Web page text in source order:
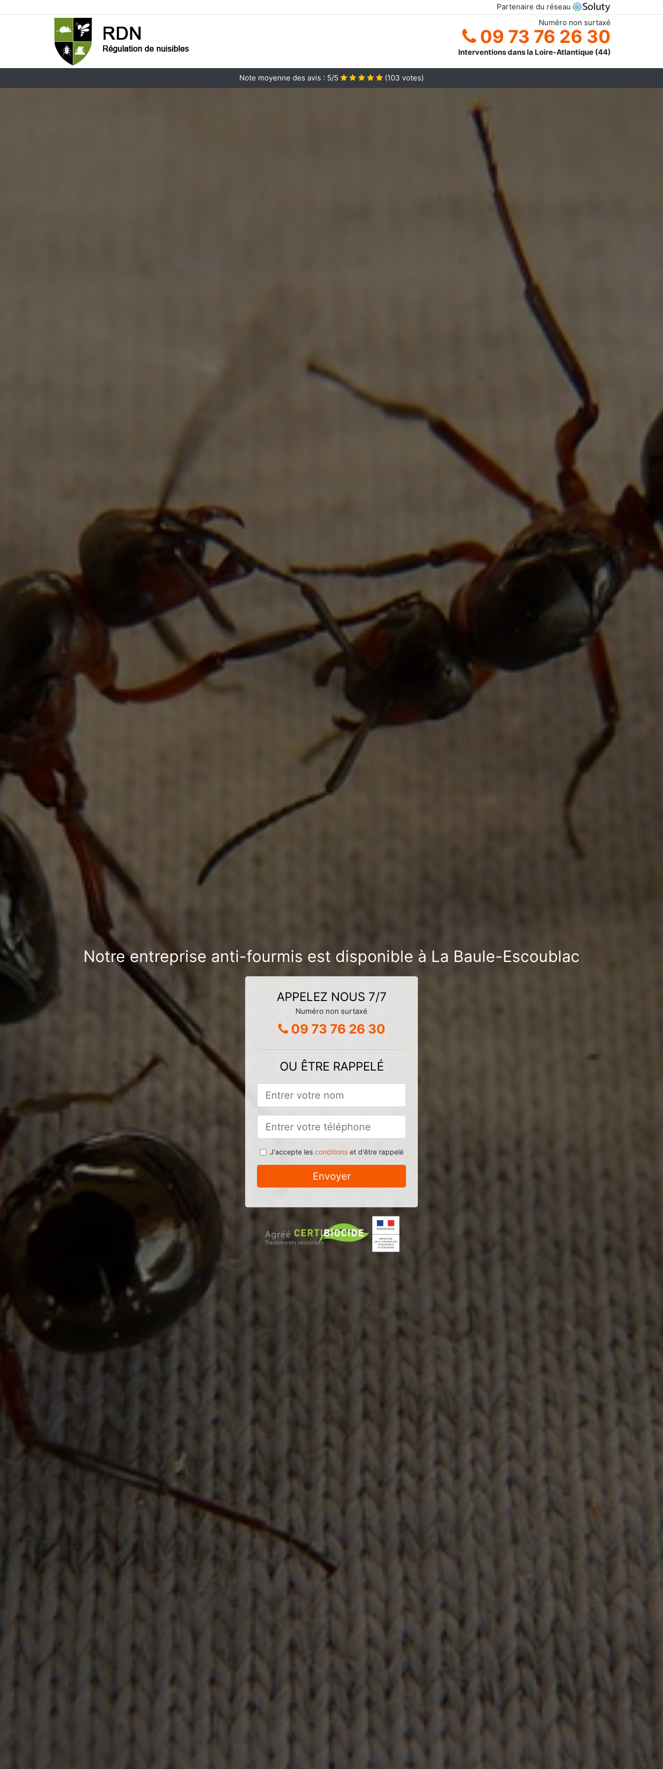
Partenaire du réseau
Numéro non surtaxé
09 73 76 26 30
Interventions dans la Loire-Atlantique (44)
Note moyenne des avis : 5/5 (103 votes)
Notre entreprise anti-fourmis est disponible à La Baule-Escoublac
APPELEZ NOUS 7/7
Numéro non surtaxé
09 73 76 26 30
OU ÊTRE RAPPELÉ
J'accepte les conditionset d'être rappelé
Envoyer